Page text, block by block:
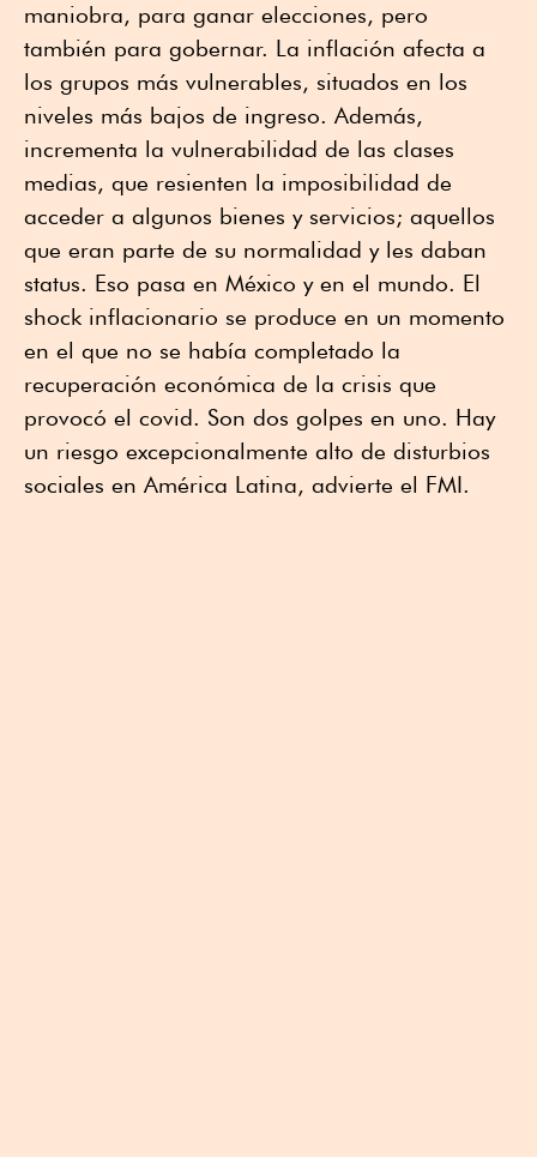
maniobra, para ganar elecciones, pero
también para gobernar. La inflación afecta a
los grupos más vulnerables, situados en los
niveles más bajos de ingreso. Además,
incrementa la vulnerabilidad de las clases
medias, que resienten la imposibilidad de
acceder a algunos bienes y servicios; aquellos
que eran parte de su normalidad y les daban
status. Eso pasa en México y en el mundo. El
shock inflacionario se produce en un momento
en el que no se había completado la
recuperación económica de la crisis que
provocó el covid. Son dos golpes en uno. Hay
un riesgo excepcionalmente alto de disturbios
sociales en América Latina, advierte el FMI.